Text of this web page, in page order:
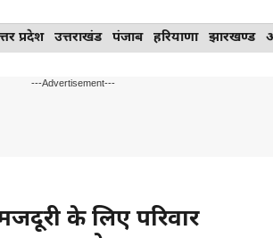
प्रदेश उत्तराखंड पंजाब हरियाणा झारखण्ड
---Advertisement---
के लिए परिवार